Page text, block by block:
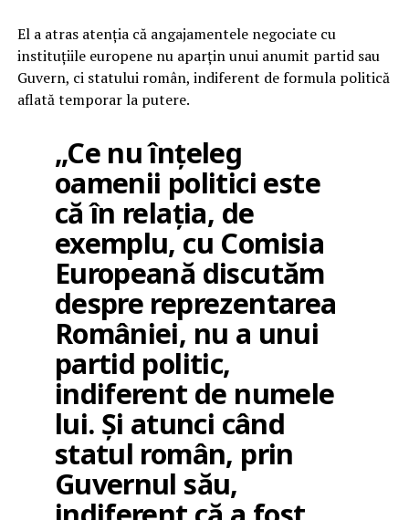
El a atras atenția că angajamentele negociate cu
instituțiile europene nu aparțin unui anumit partid sau
Guvern, ci statului român, indiferent de formula politică
aflată temporar la putere.
„Ce nu înțeleg
oamenii politici este
că în relația, de
exemplu, cu Comisia
Europeană discutăm
despre reprezentarea
României, nu a unui
partid politic,
indiferent de numele
lui. Și atunci când
statul român, prin
Guvernul său,